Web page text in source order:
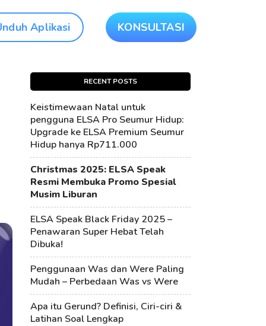
Aplikasi KONSULTASI
RECENT POSTS
Keistimewaan Natal untuk
pengguna ELSA Pro Seumur Hidup:
Upgrade ke ELSA Premium Seumur
Hidup hanya Rp711.000
Christmas 2025: ELSA Speak
Resmi Membuka Promo Spesial
Musim Liburan
ELSA Speak Black Friday 2025 –
Penawaran Super Hebat Telah
Dibuka!
Penggunaan Was dan Were Paling
Mudah – Perbedaan Was vs Were
Apa itu Gerund? Definisi, Ciri-ciri &
Latihan Soal Lengkap